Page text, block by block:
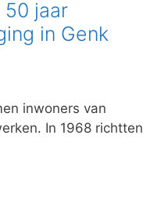
50 jaar
in Genk
inwoners van
In 1968 richtten